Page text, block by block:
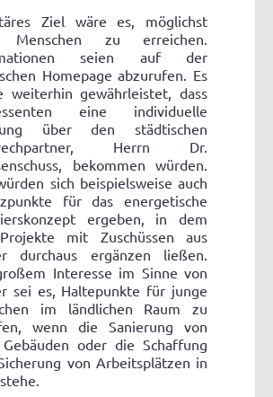
Ziel wäre es, möglichst
Menschen zu erreichen.
seien auf der
Homepage abzurufen. Es
weiterhin gewährleistet, dass
eine individuelle
über den städtischen
Herrn Dr.
bekommen würden.
sich beispielsweise auch
für das energetische
ergeben, in dem
mit Zuschüssen aus
durchaus ergänzen ließen.
Interesse im Sinne von
sei es, Haltepunkte für junge
im ländlichen Raum zu
wenn die Sanierung von
oder die Schaffung
von Arbeitsplätzen in